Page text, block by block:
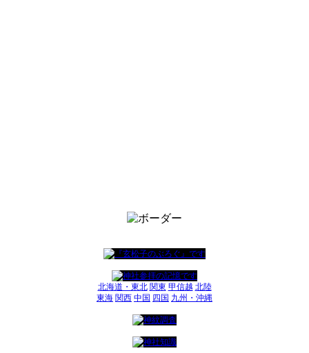
北海道・東北 関東 甲信越 北陸
東海 関西 中国 四国 九州・沖縄